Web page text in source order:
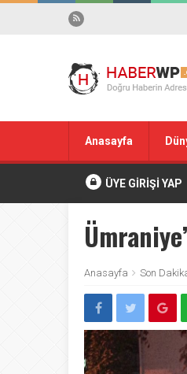
Anasayfa
ÜYE GİRİŞİ YAP
Anasayfa Son